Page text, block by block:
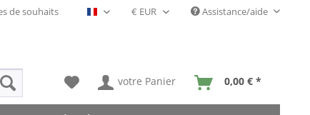
de souhaits Français- FR Assistance/aide
votre Panier 0,00 € *